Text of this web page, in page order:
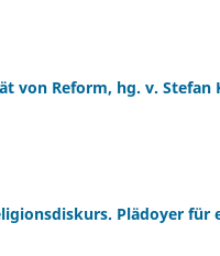
von Reform, hg. v. Stefan
Plädoyer für